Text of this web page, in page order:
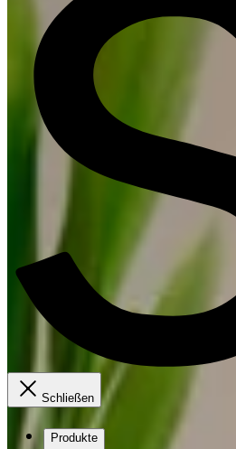
Schließen
Produkte